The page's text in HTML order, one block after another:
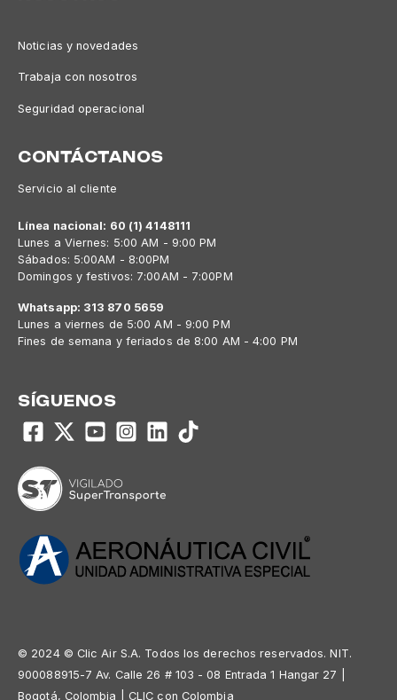
Noticias y novedades
Trabaja con nosotros
Seguridad operacional
CONTÁCTANOS
Servicio al cliente
Línea nacional: 60 (1) 4148111
Lunes a Viernes: 5:00 AM - 9:00 PM
Sábados: 5:00AM - 8:00PM
Domingos y festivos: 7:00AM - 7:00PM
Whatsapp: 313 870 5659
Lunes a viernes de 5:00 AM - 9:00 PM
Fines de semana y feriados de 8:00 AM - 4:00 PM
SÍGUENOS
© 2024 © Clic Air S.A. Todos los derechos reservados. NIT.
900088915-7 Av. Calle 26 # 103 - 08 Entrada 1 Hangar 27 |
Bogotá, Colombia | CLIC con Colombia